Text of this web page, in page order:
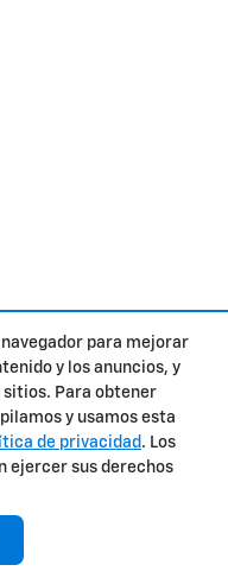
para mejorar
y los anuncios, y
Para obtener
y usamos esta
de privacidad . Los
ejercer sus derechos